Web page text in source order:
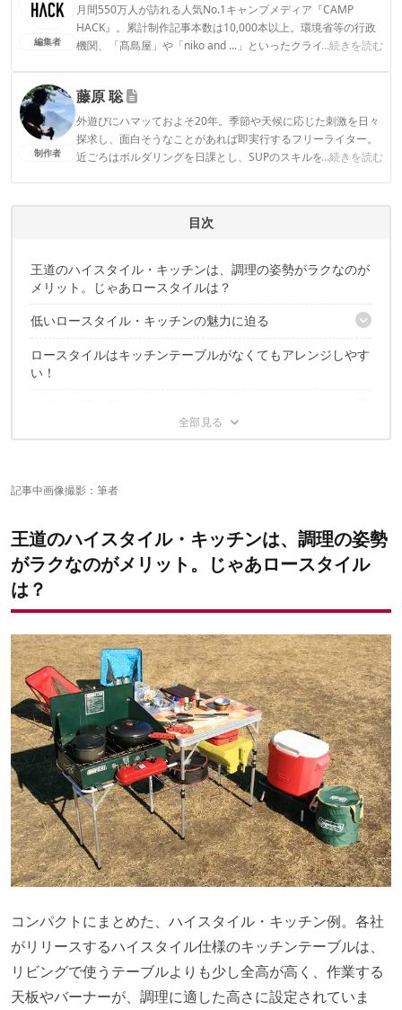
編集者
月間550万人が訪れる人気No.1キャンプメディア『CAMP
HACK』。累計制作記事本数は10,000本以上。環境省等の行政
機関、「髙島屋」や「niko and ...」といったクライアントとの
...続きを読む
CAMP HACK編集部のプロフィール
制作者
藤原 聡
外遊びにハマッておよそ20年。季節や天候に応じた刺激を日々
探求し、面白そうなことがあれば即実行するフリーライター。
近ごろはボルダリングを日課とし、SUPのスキルを磨いてリバ
...続きを読む
目次
王道のハイスタイル・キッチンは、調理の姿勢がラクなのが
メリット。じゃあロースタイルは？
低いロースタイル・キッチンの魅力に迫る
座ったまま、最小限の動きでスムーズに調理ができるんです！
ロースタイルはキッチンテーブルがなくてもアレンジしやす
い！
記事中画像撮影：筆者
王道のハイスタイル・キッチンは、調理の姿勢
がラクなのがメリット。じゃあロースタイル
は？
コンパクトにまとめた、ハイスタイル・キッチン例。各社
がリリースするハイスタイル仕様のキッチンテーブルは、
リビングで使うテーブルよりも少し全高が高く、作業する
天板やバーナーが、調理に適した高さに設定されていま